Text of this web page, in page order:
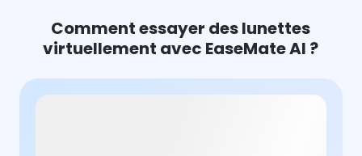
Comment essayer des lunettes
virtuellement avec EaseMate AI ?